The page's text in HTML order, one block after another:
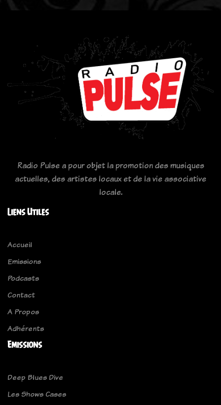
Radio Pulse a pour objet la promotion des musiques
actuelles, des artistes locaux et de la vie associative
locale.
Liens Utiles
Accueil
Emissions
Podcasts
Contact
A Propos
Adhérents
Emissions
Deep Blues Dive
Les Shows Cases